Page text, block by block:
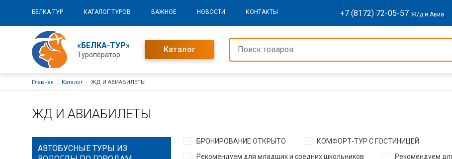
Основная навигация
БЕЛКА-ТУР КАТАЛОГ ТУРОВ ВАЖНОЕ НОВОСТИ КОНТАКТЫ +7 (8172) 72-05-57 Ж/д и Авиа
«БЕЛКА-ТУР»
Туроператор
Каталог
Строка навигации
Главная Каталог ЖД И АВИАБИЛЕТЫ
ЖД И АВИАБИЛЕТЫ
АВТОБУСНЫЕ ТУРЫ ИЗ
БРОНИРОВАНИЕ ОТКРЫТО
КОМФОРТ-ТУР С ГОСТИНИЦЕЙ
Рекомендуем для младших и средних школьников
Рекомендуем